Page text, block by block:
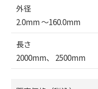
外径
2.0mm 〜160.0mm
長さ
2000mm、 2500mm